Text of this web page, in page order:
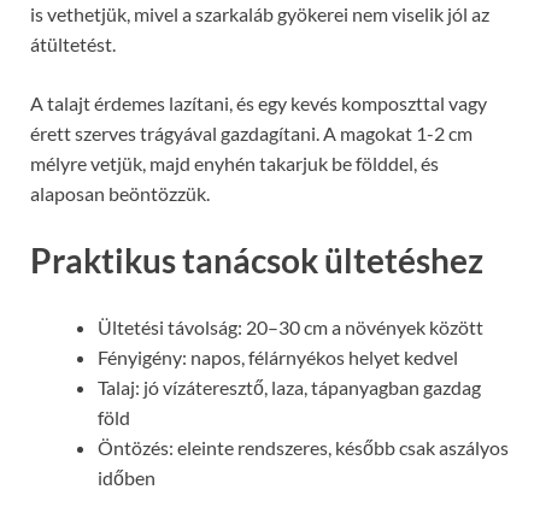
is vethetjük, mivel a szarkaláb gyökerei nem viselik jól az
átültetést.
A talajt érdemes lazítani, és egy kevés komposzttal vagy
érett szerves trágyával gazdagítani. A magokat 1-2 cm
mélyre vetjük, majd enyhén takarjuk be földdel, és
alaposan beöntözzük.
Praktikus tanácsok ültetéshez
Ültetési távolság: 20–30 cm a növények között
Fényigény: napos, félárnyékos helyet kedvel
Talaj: jó vízáteresztő, laza, tápanyagban gazdag
föld
Öntözés: eleinte rendszeres, később csak aszályos
időben